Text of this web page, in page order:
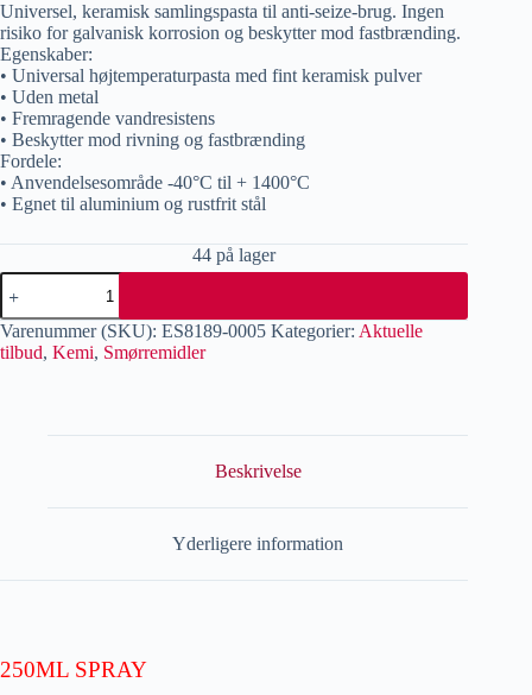
Universel, keramisk samlingspasta til anti-seize-brug. Ingen
risiko for galvanisk korrosion og beskytter mod fastbrænding.
Egenskaber:
• Universal højtemperaturpasta med fint keramisk pulver
• Uden metal
• Fremragende vandresistens
• Beskytter mod rivning og fastbrænding
Fordele:
• Anvendelsesområde -40°C til + 1400°C
• Egnet til aluminium og rustfrit stål
44 på lager
Varenummer (SKU): ES8189-0005 Kategorier: Aktuelle
tilbud, Kemi, Smørremidler
Beskrivelse
Yderligere information
250ML SPRAY